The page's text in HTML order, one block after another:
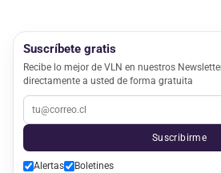
Suscríbete gratis
Recibe lo mejor de VLN en nuestros
directamente a usted de forma gratuita
Suscribirme
Alertas Boletines